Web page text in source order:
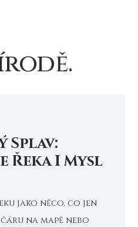
Splav:
Řeka I Mysl
jako něco, co jen
na mapě nebo